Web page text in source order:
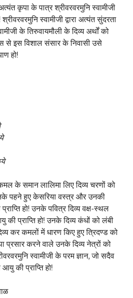
कृपा के पात्र श्रीवरवरमुनि स्वामीजी
स्वामीजी द्वारा अत्यंत सुंदरता
के तिरुवायमौली के दिव्य अर्थों को
से इस विशाल संसार के निवासी उसे
हो!
के समान लालिमा लिए दिव्य चरणों को
पहने हुए केसरिया वस्त्र और उनकी
हो! उनके पवित्र दिव्य वक्ष-स्थल
प्राप्ति हो! उनके दिव्य कंधों को लंबी
कर कमलों में धारण किए हुए त्रिदण्ड को
प्रसार करने वाले उनके दिव्य नेत्रों को
स्वामीजी के परम ज्ञान, जो सदैव
की प्राप्ति हो!